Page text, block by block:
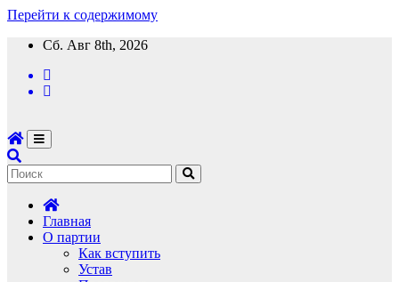
Перейти к содержимому
Сб. Авг 8th, 2026
Главная
О партии
Как вступить
Устав